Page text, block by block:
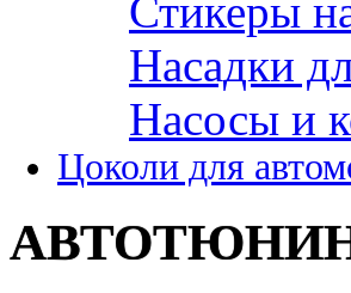
Стикеры
Насадки
Насосы и
Цоколи для